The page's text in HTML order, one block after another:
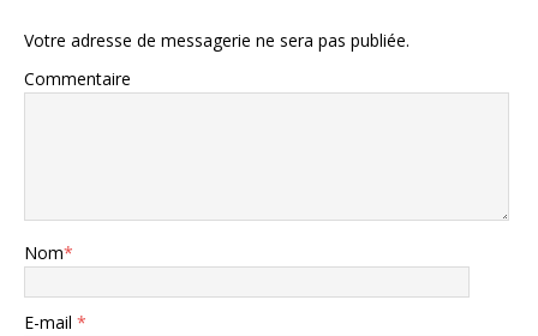
Votre adresse de messagerie ne sera pas publiée.
Commentaire
Nom*
E-mail *